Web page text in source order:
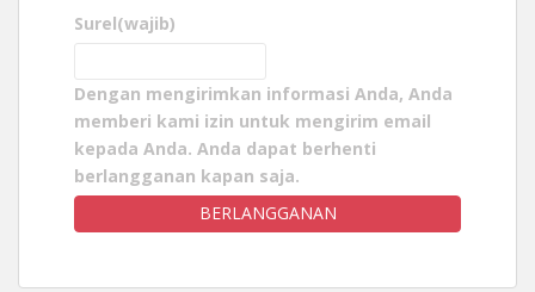
Surel(wajib)
Dengan mengirimkan informasi Anda, Anda
memberi kami izin untuk mengirim email
kepada Anda. Anda dapat berhenti
berlangganan kapan saja.
BERLANGGANAN